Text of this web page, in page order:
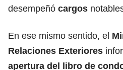
desempeñó cargos
En ese mismo sentido, el
Relaciones Exteriores
apertura del libro de